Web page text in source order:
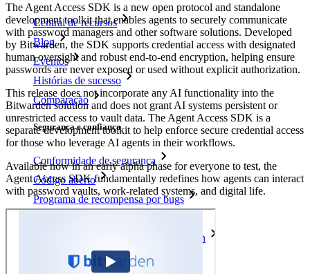
Central de recursos
Blog
Eventos
Histórias de sucesso
Comparação
Segurança e confiança
Conformidade de segurança
Código aberto
Programa de recompensa por bugs
Whitepaper de segurança do Bitwarden
Treinamento
The Agent Access SDK is a new open protocol and standalone
development toolkit that enables agents to securely communicate
with password managers and other software solutions. Developed
by Bitwarden, the SDK supports credential access with designated
human oversight and robust end-to-end encryption, helping ensure
passwords are never exposed or used without explicit authorization.
This release does not incorporate any AI functionality into the
Bitwarden solution and does not grant AI systems persistent or
unrestricted access to vault data. The Agent Access SDK is a
separate development toolkit to help enforce secure credential access
for those who leverage AI agents in their workflows.
Available now in an early alpha phase for everyone to test, the
Agent Access SDK fundamentally redefines how agents can interact
with password vaults, work-related systems, and digital life.